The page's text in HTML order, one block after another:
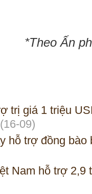
*Theo Ấn
trị giá 1 triệu
(16-09)
hỗ trợ đồng bào
Nam hỗ trợ 2,9